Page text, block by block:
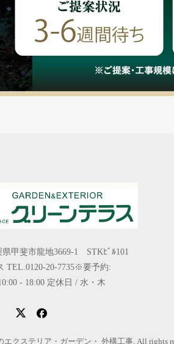
甲斐市龍地3669-1 STKﾋﾞﾙ101
TEL.0120-20-7735※要予約:
- 18:00 定休日 / 水・木
クステリア・ガーデン・ 外構工事. All rights